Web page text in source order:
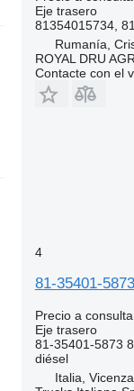
Eje trasero
81354015734,
Rumanía,
ROYAL DRU
Contacte con el
4
81-35401-
Precio a
Eje trasero
81-35401-5873
diésel
Italia,